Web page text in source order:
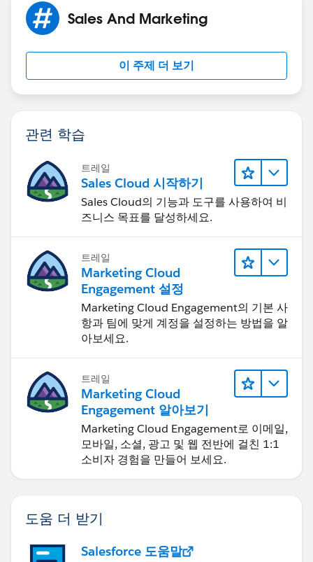
Sales And Marketing
이 주제 더 보기
관련 학습
트레일
Sales Cloud 시작하기
Sales Cloud의 기능과 도구를 사용하여 비
즈니스 목표를 달성하세요.
트레일
Marketing Cloud
Engagement 설정
Marketing Cloud Engagement의 기본 사
항과 팀에 맞게 계정을 설정하는 방법을 알
아보세요.
트레일
Marketing Cloud
Engagement 알아보기
Marketing Cloud Engagement로 이메일,
모바일, 소셜, 광고 및 웹 전반에 걸친 1:1
소비자 경험을 만들어 보세요.
도움 더 받기
Salesforce 도움말